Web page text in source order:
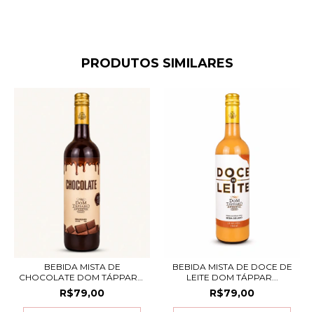
PRODUTOS SIMILARES
BEBIDA MISTA DE
CHOCOLATE DOM TÁPPARO
–...
R$79,00
BEBIDA MISTA DE DOCE DE
LEITE DOM TÁPPAR...
R$79,00